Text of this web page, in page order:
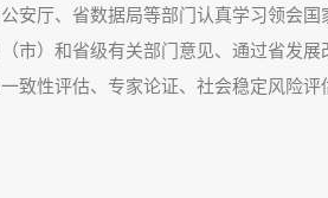
厅、省数据局等部门认真学习领会国
市）和省级有关部门意见、通过省发
致性评估、专家论证、社会稳定风险